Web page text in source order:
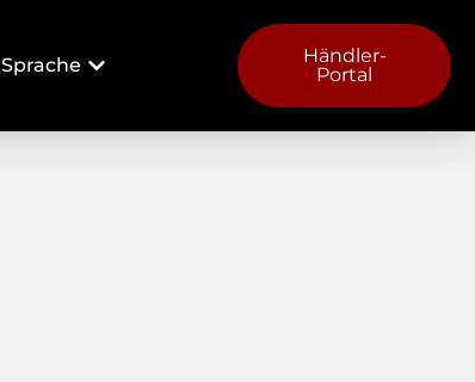
Sprache
Händler-
Portal